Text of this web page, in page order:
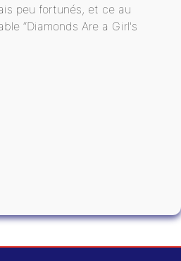
peu fortunés, et ce au
“Diamonds Are a Girl's